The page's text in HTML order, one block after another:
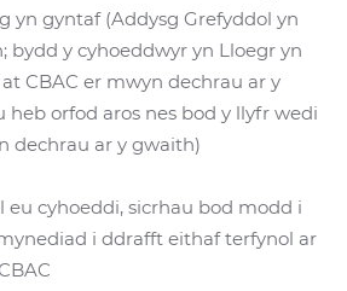
yn gyntaf (Addysg Grefyddol yn
bydd y cyhoeddwyr yn Lloegr yn
CBAC er mwyn dechrau ar y
orfod aros nes bod y llyfr wedi
dechrau ar y gwaith)
eu cyhoeddi, sicrhau bod modd i
i ddrafft eithaf terfynol ar